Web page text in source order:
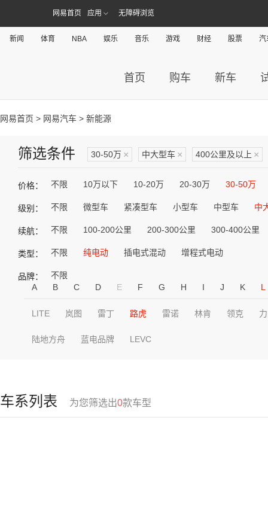
网易首页 应用 无障碍浏览
新闻 体育 NBA 娱乐 音乐 游戏 财经 股票 汽
首页 购车 新车
网易首页 > 网易汽车 > 新能源
筛选条件 30-50万 × 中大型车 × 400公里及以上 ×
价格： 不限 10万以下 10-20万 20-30万 30-50万
级别： 不限 微型车 紧凑型车 小型车 中型车 中
续航： 不限 100-200公里 200-300公里 300-400公里
类型： 不限 纯电动 插电式混动 增程式电动
品牌：
不限
A
B C D E F G H I J K L
LITE 岚图 雷丁 路虎 雷诺 林肯 领克
陆地方舟 蓝电品牌 LEVC
车系列表 为您筛选出0款车型